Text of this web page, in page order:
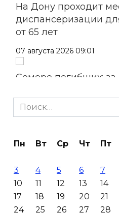
На Дону проходит
диспансеризации
от 65 лет
07 августа 2026 09:01
Семеро погибших: за
07 августа 2026 08:42
территориями РФ за
07 августа 2026 08:33
Мужчина утонул на
Ростове
Search
for:
Пн Вт Ср Чт Пт
3
4 5 6 7
10
11 12 13 14
17
18 19 20 21
24
25 26 27 28